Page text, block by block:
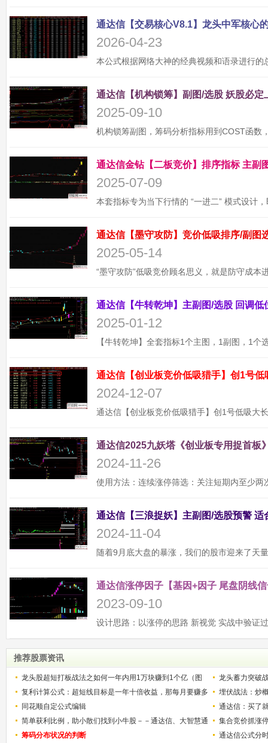
2026-04-23
2025-09-10
2025-07-09
2025-05-14
2025-01-12
通达信【创业板竞价低吸猎手】创1号
2024-12-07
通达信2025九妖塔《创业板专用捉首板
2024-11-26
2024-11-04
通达信涨停因子【基因+因子 尾盘阴线
2023-09-10
推荐股票资讯
龙头股超短打板战法之如何一年内用1万块赚到1个亿（图
解）
龙头蓄力突破
的技巧（图解
复利计算公式：超短线目标是一年十倍收益，那每月要赚多
少？
埋伏战法：炒
同花顺自定公式编辑
通达信：买了
简单获利比例，助小散们找到小牛股－－通达信、大智慧通
用
集合竞价抓涨
筹码分布状况的判断
通达信公式分